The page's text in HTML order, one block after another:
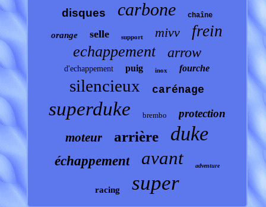
disques carbone chaîne
orange selle support mivv frein
echappement arrow
d'echappement puig inox fourche
silencieux carénage
superduke brembo protection
moteur arrière duke
échappement avant adventure
racing super